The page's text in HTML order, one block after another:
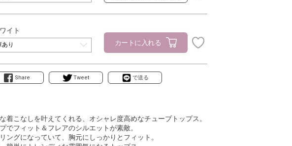
イト
カートに入れる
Share Tweet で送る
着こなしを叶えてくれる、オシャレ度高めなチューブトップス。
でフィット＆フレアのシルエットが素敵。
ングになっていて、胸元にしっかりとフィット。